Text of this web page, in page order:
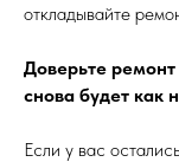
откладывайте
Доверьте
снова будет как
Если у вас